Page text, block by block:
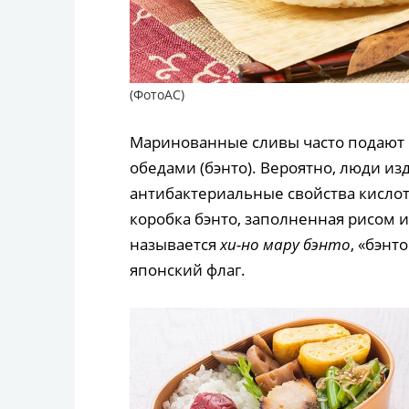
(ФотоAC)
Маринованные сливы часто
обедами (бэнто). Вероятно, люди
антибактериальные свойства
коробка бэнто, заполненная рисом
называетсяхи-но мару бэнто,
японский флаг.